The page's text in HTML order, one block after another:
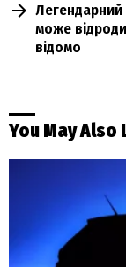
може
відомо
You May Also